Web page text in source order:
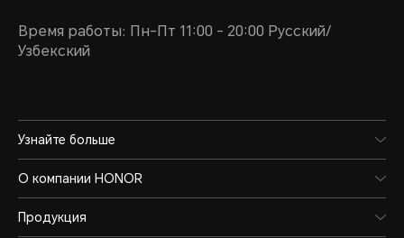
Время работы: Пн-Пт 11:00 - 20:00 Русский/
Узбекский
Узнайте больше
О компании HONOR
Продукция